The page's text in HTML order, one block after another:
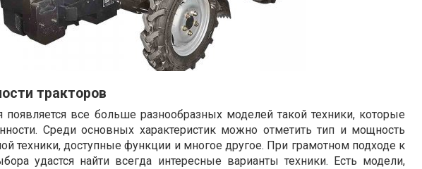
тракторов
все больше разнообразных моделей такой техники, которые
Среди основных характеристик можно отметить тип и мощность
техники, доступные функции и многое другое. При грамотном подходе к
удастся найти всегда интересные варианты техники. Есть модели,